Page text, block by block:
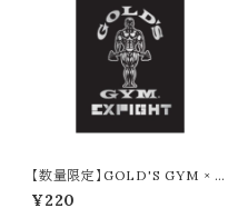
【数量限定】GOLD'S GYM × E
XFIGHT ステッカー（SILVER ×
BLACK）
¥220